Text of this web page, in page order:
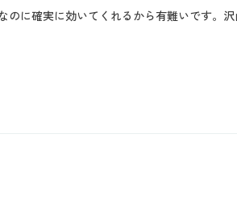
に確実に効いてくれるから有難いです。